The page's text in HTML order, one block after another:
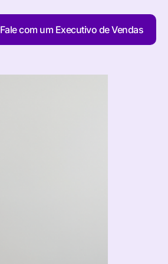
Fale com um Executivo de Vendas